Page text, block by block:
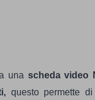
una scheda video
questo permette